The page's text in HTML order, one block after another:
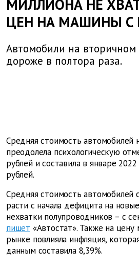
МИЛЛИОНА НЕ
ЦЕН НА МАШИНЫ С
Автомобили на вторичном
дороже в полтора раза.
Средняя стоимость автомобилей
преодолела психологическую
рублей и составила в январе
рублей.
Средняя стоимость автомобилей
расти с начала дефицита на
нехватки полупроводников – с
пишет «Автостат». Также на
рынке повлияла инфляция,
данным составила 8,39%.